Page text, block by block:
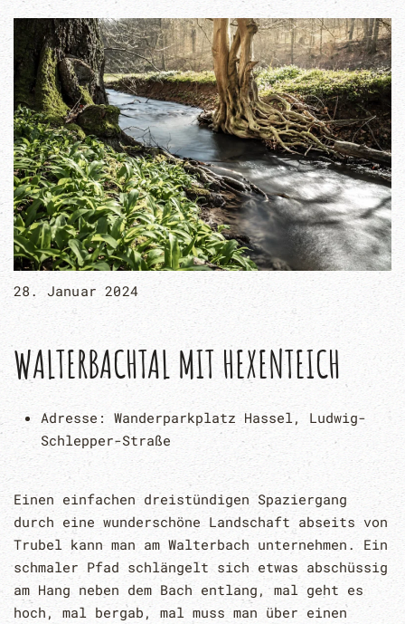
28. Januar 2024
WALTERBACHTAL MIT HEXENTEICH
Adresse: Wanderparkplatz Hassel, Ludwig-
Schlepper-Straße
Einen einfachen dreistündigen Spaziergang
durch eine wunderschöne Landschaft abseits von
Trubel kann man am Walterbach unternehmen. Ein
schmaler Pfad schlängelt sich etwas abschüssig
am Hang neben dem Bach entlang, mal geht es
hoch, mal bergab, mal muss man über einen